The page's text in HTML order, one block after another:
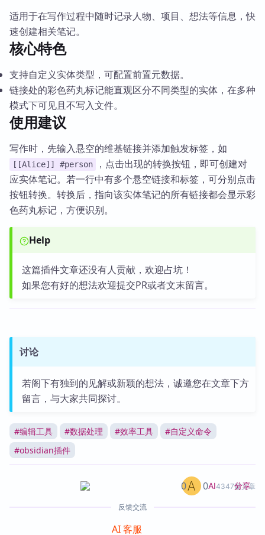
适用于在写作过程中随时记录人物、项目、想法等信息，快
速创建相关笔记。
核心特色
支持自定义实体类型，可配置前置元数据。
链接处的彩色药丸标记能直观区分不同类型的实体，在多种
模式下可见且不写入文件。
使用建议
写作时，先输入悬空的维基链接并添加触发标签，如
[[Alice]] #person
，点击出现的转换按钮，即可创建对
应实体笔记。若一行中有多个悬空链接和标签，可分别点击
按钮转换。转换后，指向该实体笔记的所有链接都会显示彩
色药丸标记，方便识别。
Help
这篇插件文章还没有人贡献，欢迎占坑！
如果您有好的想法欢迎提交PR或者文末留言。
讨论
若阁下有独到的见解或新颖的想法，诚邀您在文章下方
留言，与大家共同探讨。
#编辑工具 #数据处理 #效率工具 #自定义命令
#obsidian插件
AI4347篇文章
0 0 分享
反馈交流
AI 客服